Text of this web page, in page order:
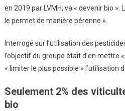
en 2019 par LVMH, va « devenir bio ».
le permet de manière pérenne ».
Interrogé sur l’utilisation des
l’objectif du groupe était d’en mettre
« limiter le plus possible » l’utilisation
Seulement 2% des
bio